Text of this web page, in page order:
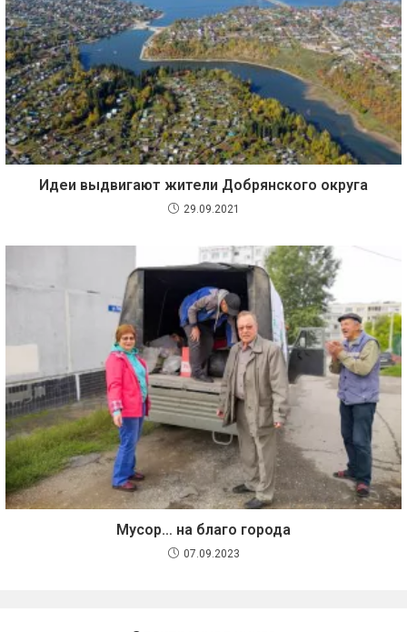
Идеи выдвигают жители Добрянского округа
29.09.2021
Мусор… на благо города
07.09.2023